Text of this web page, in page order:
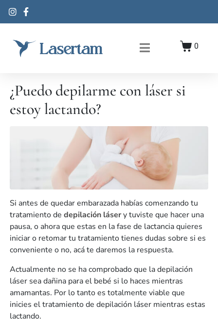
0
¿Puedo depilarme con láser si
estoy lactando?
Si antes de quedar embarazada habías comenzando tu
tratamiento de depilación lásery tuviste que hacer una
pausa, o ahora que estas en la fase de lactancia quieres
iniciar o retomar tu tratamiento tienes dudas sobre si es
conveniente o no, acá te daremos la respuesta.
Actualmente no se ha comprobado que la depilación
láser sea dañina para el bebé si lo haces mientras
amamantas. Por lo tanto es totalmente viable que
inicies el tratamiento de depilación láser mientras estas
lactando.